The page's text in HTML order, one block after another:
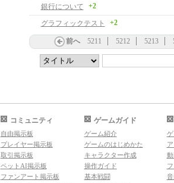
銀行について +2
グラフィックテスト +2
前へ 5211 5212 5213
コミュニティ
自由掲示板
プレイヤー掲示板
取引掲示板
ペットAI掲示板
ファンアート掲示板
ゲームガイド
ゲーム紹介
ゲームのはじめかた
キャラクター作成
操作ガイド
基本戦闘